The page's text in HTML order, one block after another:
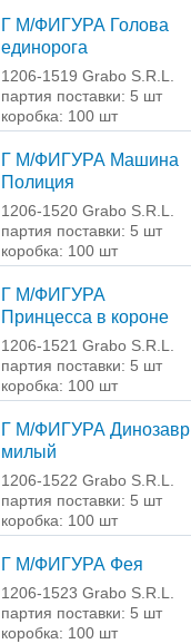
Г М/ФИГУРА Голова
единорога
1206-1519 Grabo S.R.L.
партия поставки: 5 шт
коробка: 100 шт
Г М/ФИГУРА Машина
Полиция
1206-1520 Grabo S.R.L.
партия поставки: 5 шт
коробка: 100 шт
Г М/ФИГУРА
Принцесса в короне
1206-1521 Grabo S.R.L.
партия поставки: 5 шт
коробка: 100 шт
Г М/ФИГУРА Динозавр
милый
1206-1522 Grabo S.R.L.
партия поставки: 5 шт
коробка: 100 шт
Г М/ФИГУРА Фея
1206-1523 Grabo S.R.L.
партия поставки: 5 шт
коробка: 100 шт